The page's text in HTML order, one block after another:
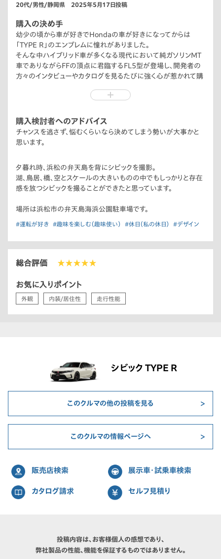
20代/男性/静岡県 2025年5月17日投稿
購入の決め手
幼少の頃から車が好きでHondaの車が好きになってからは
「TYPE R」のエンブレムに憧れがありました。
そんな中ハイブリッド車が多くなる現代において純ガソリンMT
車でありながらFFの頂点に君臨するFL5型が登場し、開発者の
方々のインタビューやカタログを見るたびに強く心が惹かれて購
購入検討者へのアドバイス
チャンスを逃さず、悩むくらいなら決めてしまう勢いが大事かと
思います。
夕暮れ時、浜松の弁天島を背にシビックを撮影。
湖、鳥居、橋、空とスケールの大きいものの中でもしっかりと存在
感を放つシビックを撮ることができたと思っています。
場所は浜松市の弁天島海浜公園駐車場です。
#運転が好き #趣味を楽しむ（趣味使い） #休日（私の休日） #デザイン
総合評価 ★★★★★
お気に入りポイント
外観 内装/居住性 走行性能
シビック TYPE R
このクルマの他の投稿を見る
このクルマの情報ページへ
販売店検索 展示車・試乗車検索
カタログ請求 セルフ見積り
投稿内容は、お客様個人の感想であり、
弊社製品の性能、機能を保証するものではありません。